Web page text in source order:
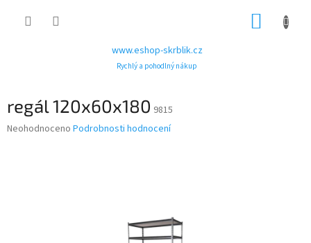
www.eshop-skrblik.cz
Rychlý a pohodlný nákup
regál 120x60x180 9815
Průměrné
Neohodnoceno Podrobnosti hodnocení